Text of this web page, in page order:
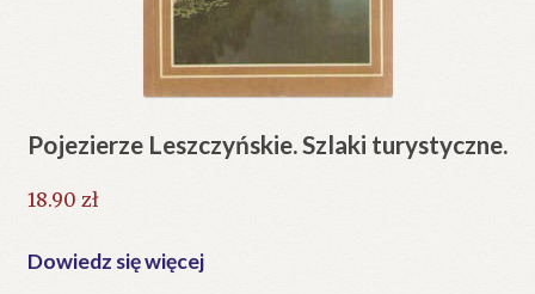
Pojezierze Leszczyńskie. Szlaki turystyczne.
18.90 zł
Dowiedz się więcej